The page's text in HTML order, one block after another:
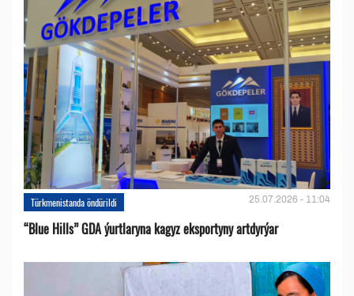
Türkmenistanda öndürildi 25.07.2026 - 11:04
“Blue Hills” GDA ýurtlaryna kagyz eksportyny artdyrýar